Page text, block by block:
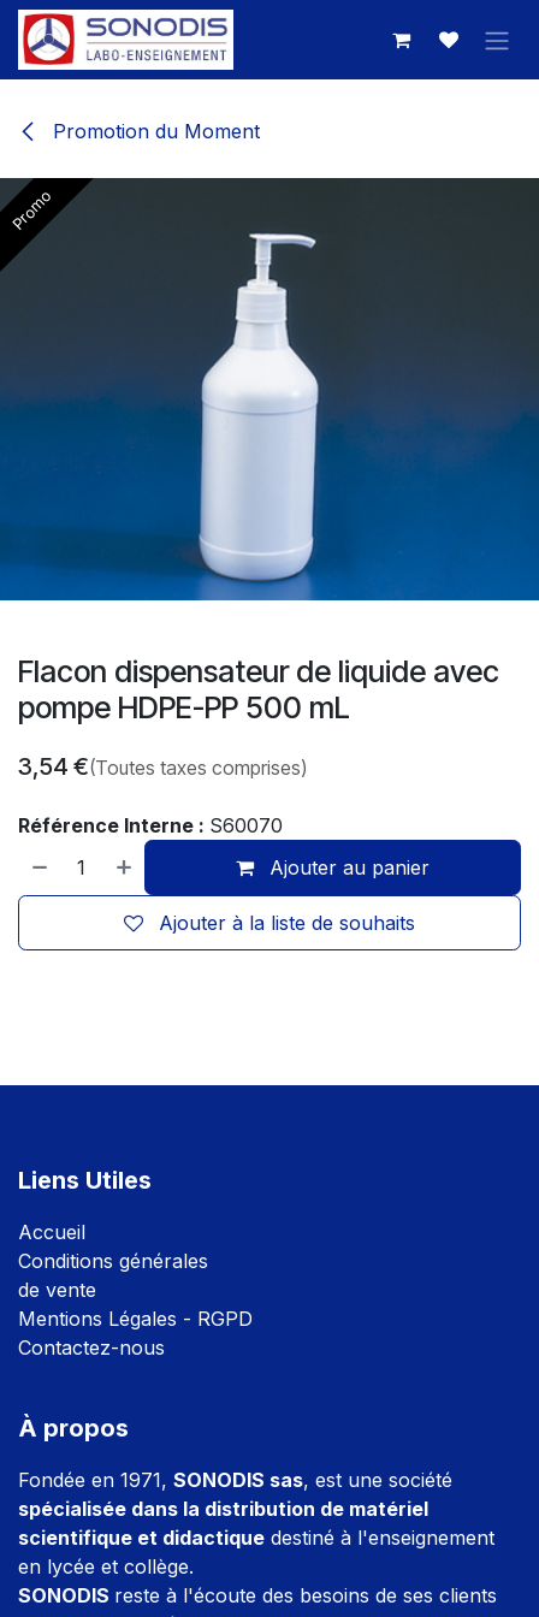
Se rendre au contenu
Promotion du Moment
Promo
Flacon dispensateur de liquide avec
pompe HDPE-PP 500 mL
3,54 €(Toutes taxes comprises)
Référence Interne : S60070
Ajouter au panier
Ajouter à la liste de souhaits
Liens Utiles
Accueil
Conditions générales
de vente
Mentions Légales - RGPD
Contactez-nous
À propos
Fondée en 1971, SONODIS sas, est une société
spécialisée dans la distribution de matériel
scientifique et didactique destiné à l'enseignement
en lycée et collège.
SONODIS reste à l'écoute des besoins de ses clients